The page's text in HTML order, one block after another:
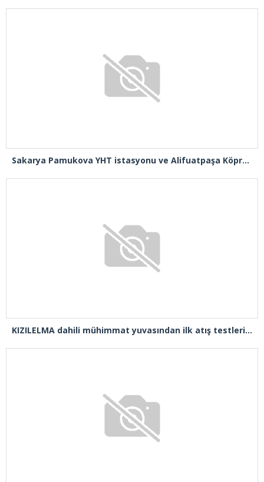
Sakarya Pamukova YHT istasyonu ve Alifuatpaşa Köprülü Kavşağı açılışı gerçekleşti
KIZILELMA dahili mühimmat yuvasından ilk atış testlerini başarıyla tamamladı